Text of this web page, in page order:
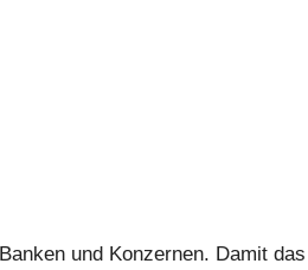
und Konzernen. Damit